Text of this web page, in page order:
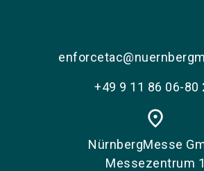
+49 9 11 86 06-80
place
NürnbergMesse
Messezentrum 1